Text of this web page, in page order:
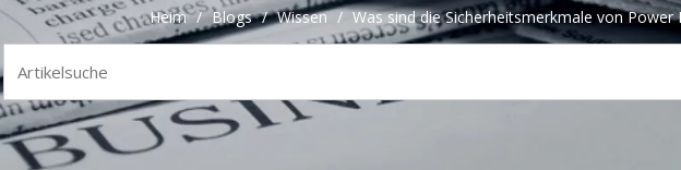
Heim / Blogs / Wissen / Was sind die Sicherheitsmerkmale von Power